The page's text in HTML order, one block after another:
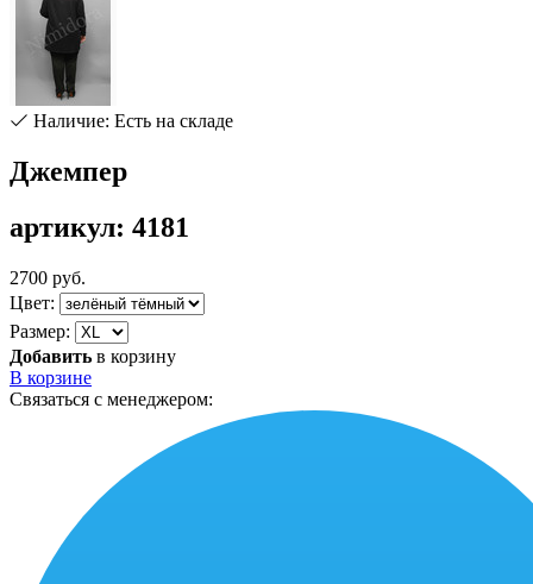
Наличие: Есть на складе
Джемпер
артикул: 4181
2700 руб.
Цвет:
Размер:
Добавить в корзину
В корзине
Связаться с менеджером: